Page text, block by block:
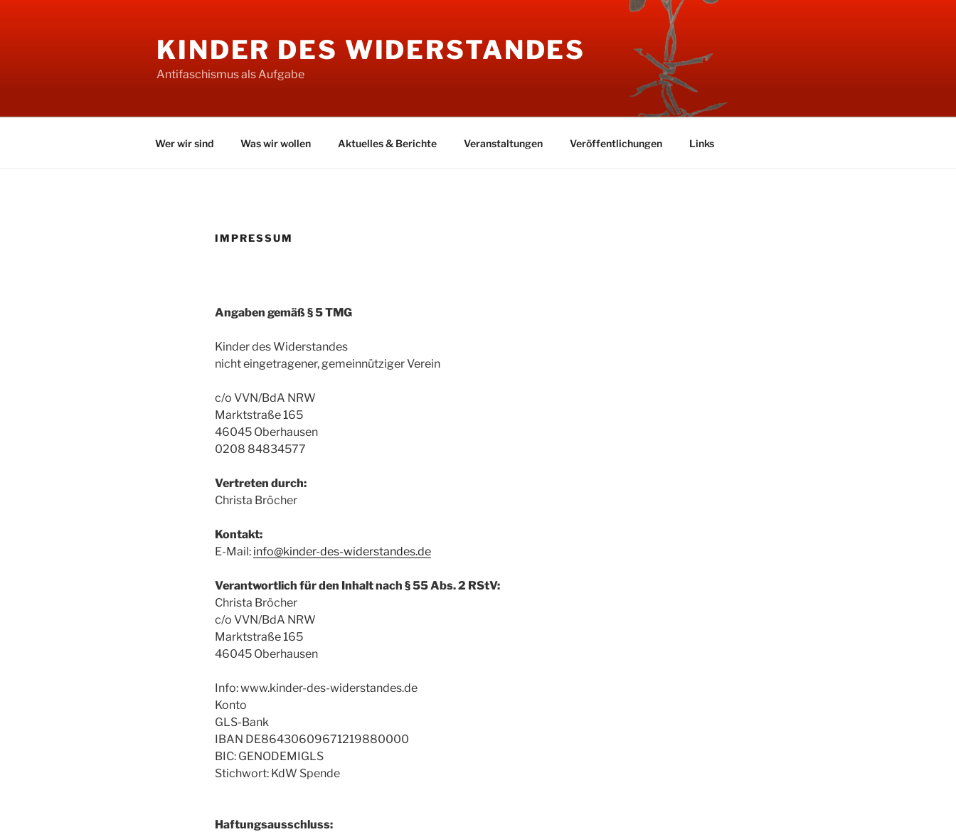
KINDER DES WIDERSTANDES
Antifaschismus als Aufgabe
Wer wir sind Was wir wollen Aktuelles & Berichte Veranstaltungen Veröffentlichungen Links
IMPRESSUM
Angaben gemäß § 5 TMG
Kinder des Widerstandes
nicht eingetragener, gemeinnütziger Verein
c/o VVN/BdA NRW
Marktstraße 165
46045 Oberhausen
0208 84834577
Vertreten durch:
Christa Bröcher
Kontakt:
E-Mail: info@kinder-des-widerstandes.de
Verantwortlich für den Inhalt nach § 55 Abs. 2 RStV:
Christa Bröcher
c/o VVN/BdA NRW
Marktstraße 165
46045 Oberhausen
Info: www.kinder-des-widerstandes.de
Konto
GLS-Bank
IBAN DE86430609671219880000
BIC: GENODEMIGLS
Stichwort: KdW Spende
Haftungsausschluss: